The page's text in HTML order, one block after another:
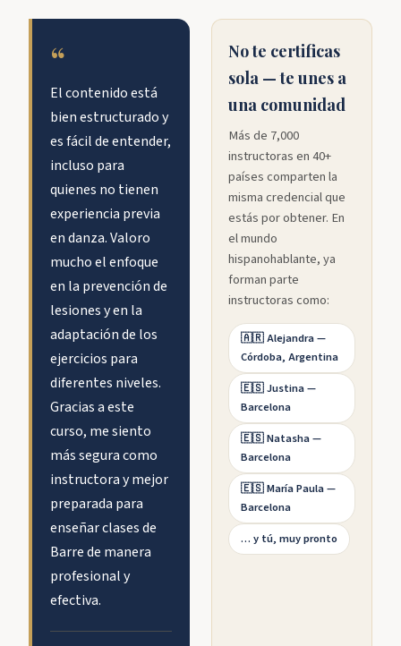
“
El contenido está
bien estructurado y
es fácil de entender,
incluso para
quienes no tienen
experiencia previa
en danza. Valoro
mucho el enfoque
en la prevención de
lesiones y en la
adaptación de los
ejercicios para
diferentes niveles.
Gracias a este
curso, me siento
más segura como
instructora y mejor
preparada para
enseñar clases de
Barre de manera
profesional y
efectiva.
No te certificas
sola — te unes a
una comunidad
Más de 7,000
instructoras en 40+
países comparten la
misma credencial que
estás por obtener. En
el mundo
hispanohablante, ya
forman parte
instructoras como:
🇦🇷 Alejandra —
Córdoba, Argentina
🇪🇸 Justina —
Barcelona
🇪🇸 Natasha —
Barcelona
🇪🇸 María Paula —
Barcelona
… y tú, muy pronto